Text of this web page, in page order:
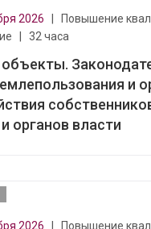
2026 Повышение
32 часа
и
органов власти
2026 Повышение